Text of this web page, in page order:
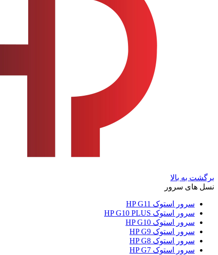
برگشت به بالا
نسل های سرور
سرور استوک HP G11
سرور استوک HP G10 PLUS
سرور استوک HP G10
سرور استوک HP G9
سرور استوک HP G8
سرور استوک HP G7